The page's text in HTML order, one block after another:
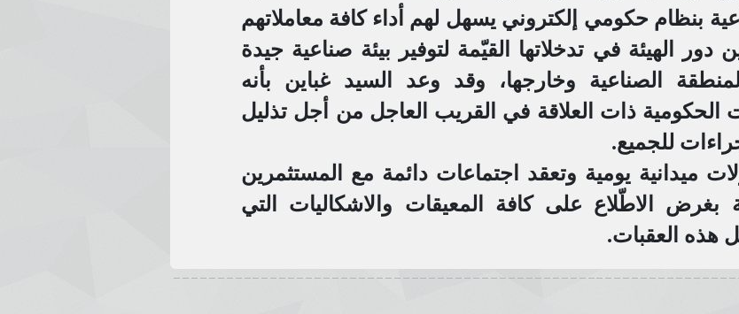
بنظام حكومي إلكتروني يسهل لهم أداء كافة معاملاتهم
الهيئة في تدخلاتها القيّمة لتوفير بيئة صناعية جيدة
الصناعية وخارجها، وقد وعد السيد غباين بأنه
الحكومية ذات العلاقة في القريب العاجل من أجل تذليل
للجميع.
ميدانية يومية وتعقد اجتماعات دائمة مع المستثمرين
بغرض الاطّلاع على كافة المعيقات والاشكاليات التي
هذه العقبات.